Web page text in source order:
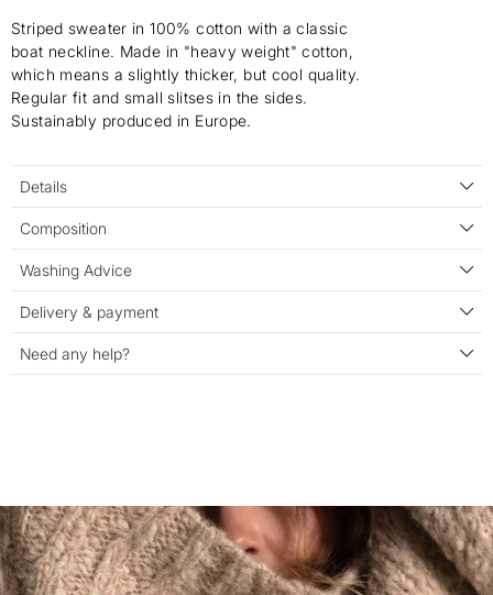
Striped sweater in 100% cotton with a classic
boat neckline. Made in "heavy weight" cotton,
which means a slightly thicker, but cool quality.
Regular fit and small slitses in the sides.
Sustainably produced in Europe.
Details
Composition
Washing Advice
Delivery & payment
Need any help?